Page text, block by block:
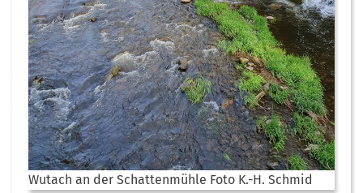
Wutach an der Schattenmühle Foto K.-H. Schmid